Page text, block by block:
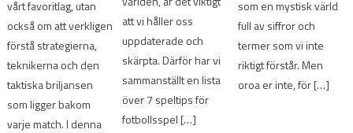
vårt favoritlag, utan
också om att verkligen
förstå strategierna,
teknikerna och den
taktiska briljansen
som ligger bakom
varje match. I denna
att vi håller oss
uppdaterade och
skärpta. Därför har vi
sammanställt en lista
över 7 speltips för
fotbollsspel […]
som en mystisk värld
full av siffror och
termer som vi inte
riktigt förstår. Men
oroa er inte, för […]